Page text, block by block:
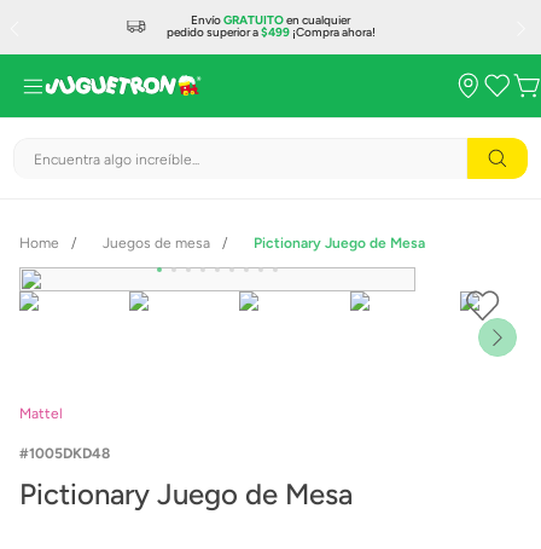
EnvíoGRATUITOen cualquier
pedido superior a$499¡Compra ahora!
Encuentra algo increíble...
Juegos de mesa Pictionary Juego de Mesa
Mattel
1005DKD48
Pictionary Juego de Mesa